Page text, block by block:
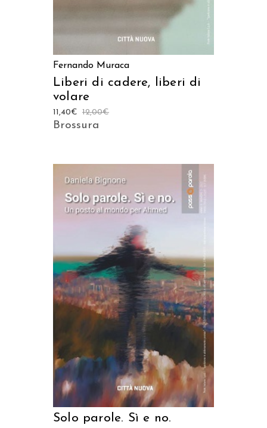
Fernando Muraca
Liberi di cadere, liberi di
volare
12,00€
11,40€
Brossura
AGGIUNGI AL CARRELLO
Solo parole. Sì e no.